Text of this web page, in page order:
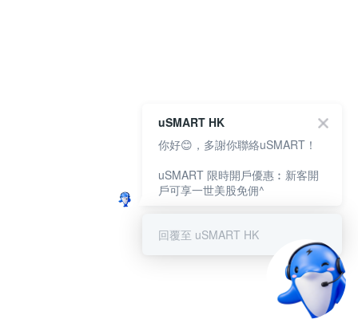
uSMART HK
你好😊，多謝你聯絡uSMART！
uSMART 限時開戶優惠︰新客開
戶可享一世美股免佣^
回覆至 uSMART HK